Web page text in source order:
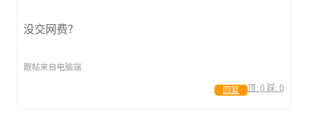
没交网费？
跟帖来自电脑端
顶: 0 踩: 0
回复